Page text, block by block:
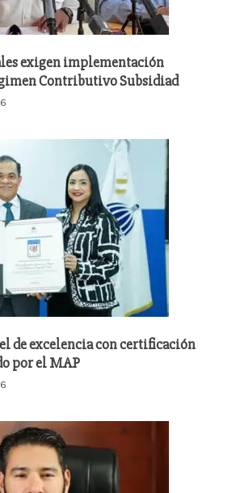
exigen implementación
Contributivo Subsidiad
de excelencia con certificación
por el MAP